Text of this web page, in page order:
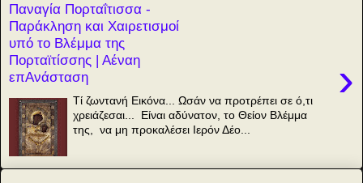
Παναγία Πορταΐτισσα -
Παράκληση και Χαιρετισμοί
υπό το Βλέμμα της
Πορταϊτίσσης | Αέναη
επΑνάσταση
›
Τί ζωντανή Εικόνα... Ωσάν να προτρέπει σε ό,τι
χρειάζεσαι... Είναι αδύνατον, το Θείον Βλέμμα
της, να μη προκαλέσει Ιερόν Δέο...